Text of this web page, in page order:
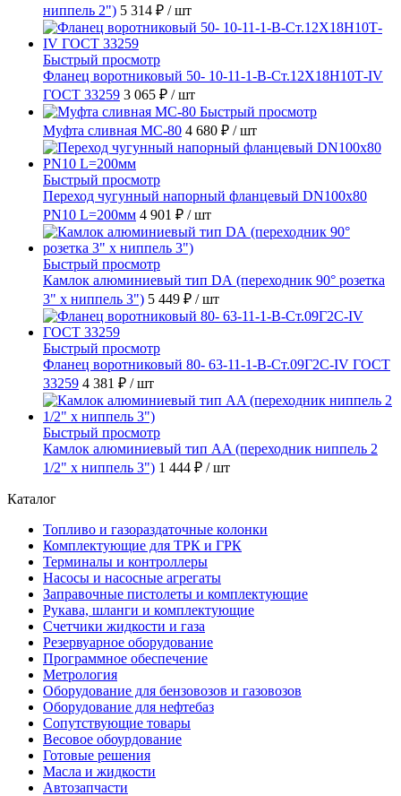
ниппель 2") 5 314 ₽ / шт
Быстрый просмотр
Фланец воротниковый 50- 10-11-1-B-Ст.12Х18Н10Т-IV
ГОСТ 33259 3 065 ₽ / шт
Быстрый просмотр
Муфта сливная МС-80 4 680 ₽ / шт
Быстрый просмотр
Переход чугунный напорный фланцевый DN100х80
PN10 L=200мм 4 901 ₽ / шт
Быстрый просмотр
Камлок алюминиевый тип DА (переходник 90° розетка
3" х ниппель 3") 5 449 ₽ / шт
Быстрый просмотр
Фланец воротниковый 80- 63-11-1-B-Ст.09Г2С-IV ГОСТ
33259 4 381 ₽ / шт
Быстрый просмотр
Камлок алюминиевый тип AA (переходник ниппель 2
1/2" х ниппель 3") 1 444 ₽ / шт
Каталог
Топливо и газораздаточные колонки
Комплектующие для ТРК и ГРК
Терминалы и контроллеры
Насосы и насосные агрегаты
Заправочные пистолеты и комплектующие
Рукава, шланги и комплектующие
Счетчики жидкости и газа
Резервуарное оборудование
Программное обеспечение
Метрология
Оборудование для бензовозов и газовозов
Оборудование для нефтебаз
Сопутствующие товары
Весовое обоурдование
Готовые решения
Масла и жидкости
Автозапчасти